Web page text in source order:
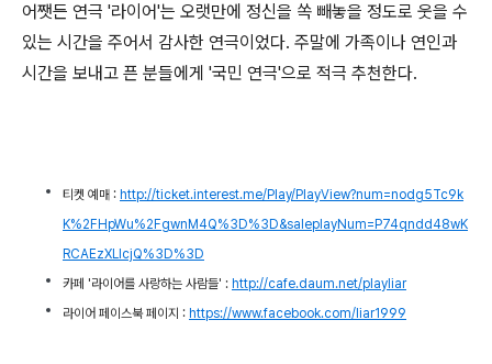
어쨋든 연극 '라이어'는 오랫만에 정신을 쏙 빼놓을 정도로 웃을 수
있는 시간을 주어서 감사한 연극이었다. 주말에 가족이나 연인과
시간을 보내고 픈 분들에게 '국민 연극'으로 적극 추천한다.
티켓 예매 : http://ticket.interest.me/Play/PlayView?num=nodg5Tc9k
K%2FHpWu%2FgwnM4Q%3D%3D&saleplayNum=P74qndd48wK
RCAEzXLlcjQ%3D%3D
카페 '라이어를 사랑하는 사람들' : http://cafe.daum.net/playliar
라이어 페이스북 페이지 : https://www.facebook.com/liar1999